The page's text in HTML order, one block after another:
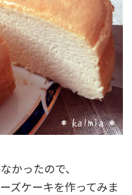
かったので、
ズケーキを作ってみま